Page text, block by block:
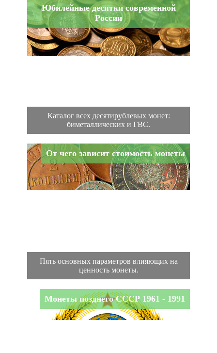
Юбилейные десятки современной
России
Каталог всех десятирублевых монет:
биметаллических и ГВС.
От чего зависит стоимость монеты
Пять основных параметров влияющих на
ценность монеты.
Монеты позднего СССР 1961 - 1991